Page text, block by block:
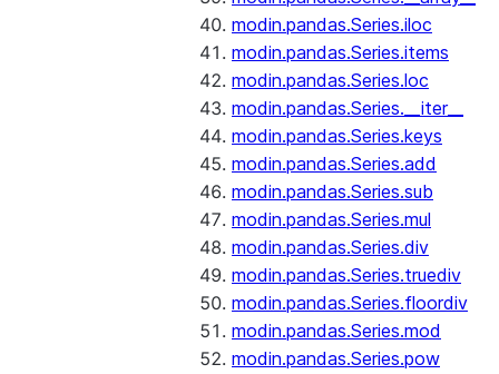
modin.pandas.Series.iloc
modin.pandas.Series.items
modin.pandas.Series.loc
modin.pandas.Series.__iter__
modin.pandas.Series.keys
modin.pandas.Series.add
modin.pandas.Series.sub
modin.pandas.Series.mul
modin.pandas.Series.div
modin.pandas.Series.truediv
modin.pandas.Series.floordiv
modin.pandas.Series.mod
modin.pandas.Series.pow